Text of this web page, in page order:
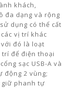
khách,
đa dạng và rộng
dụng có thể cất
vị trí khác
đó là loạt
để điện thoại
sạc USB-A và
động 2 vùng;
phanh tự